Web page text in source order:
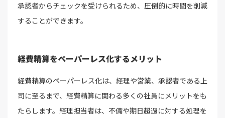
承認者からチェックを受けられるため、圧倒的に時間を削減
することができます。
経費精算をペーパーレス化するメリット
経費精算のペーパーレス化は、経理や営業、承認者である上
司に至るまで、経費精算に関わる多くの社員にメリットをも
たらします。経理担当者は、不備や期日超過に対する処理を